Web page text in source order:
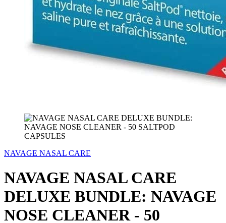
NAVAGE NASAL CARE
NAVAGE NASAL CARE
DELUXE BUNDLE: NAVAGE
NOSE CLEANER - 50